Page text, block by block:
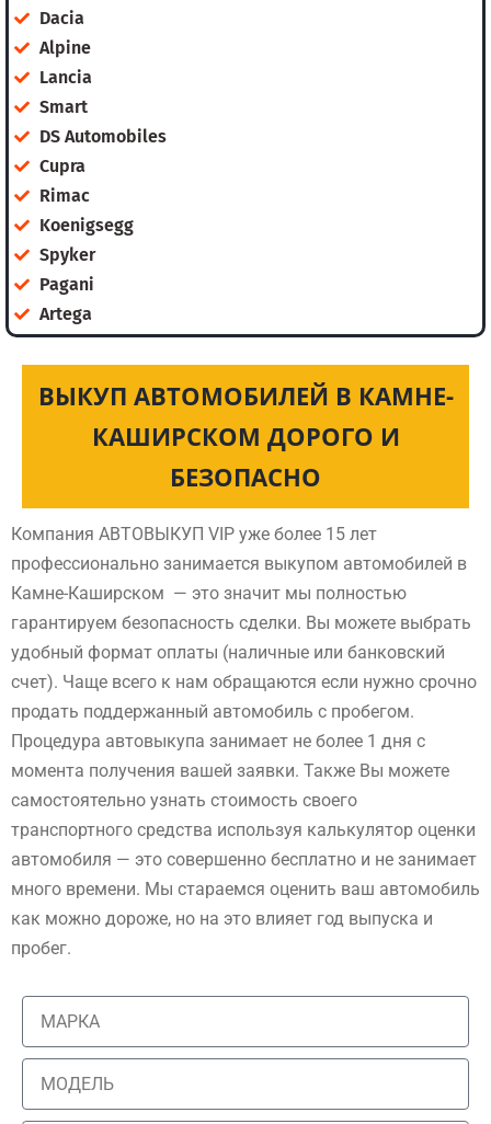
Dacia
Alpine
Lancia
Smart
DS Automobiles
Cupra
Rimac
Koenigsegg
Spyker
Pagani
Artega
ВЫКУП АВТОМОБИЛЕЙ В КАМНЕ-
КАШИРСКОМ ДОРОГО И
БЕЗОПАСНО
Компания АВТОВЫКУП VIP уже более 15 лет
профессионально занимается выкупом автомобилей в
Камне-Каширском — это значит мы полностью
гарантируем безопасность сделки. Вы можете выбрать
удобный формат оплаты (наличные или банковский
счет). Чаще всего к нам обращаются если нужно срочно
продать поддержанный автомобиль с пробегом.
Процедура автовыкупа занимает не более 1 дня с
момента получения вашей заявки. Также Вы можете
самостоятельно узнать стоимость своего
транспортного средства используя калькулятор оценки
автомобиля — это совершенно бесплатно и не занимает
много времени. Мы стараемся оценить ваш автомобиль
как можно дороже, но на это влияет год выпуска и
пробег.